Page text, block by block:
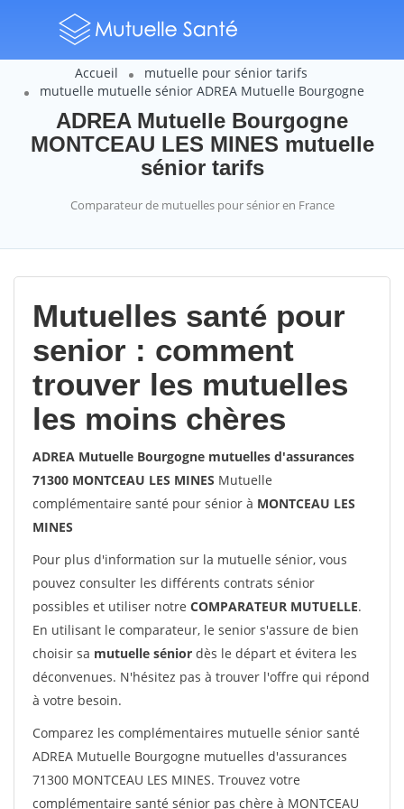
Accueil
mutuelle pour sénior tarifs
mutuelle mutuelle sénior ADREA Mutuelle Bourgogne
ADREA Mutuelle Bourgogne
MONTCEAU LES MINES mutuelle
sénior tarifs
Comparateur de mutuelles pour sénior en France
Mutuelles santé pour
senior : comment
trouver les mutuelles
les moins chères
ADREA Mutuelle Bourgogne mutuelles d'assurances
71300 MONTCEAU LES MINES Mutuelle
complémentaire santé pour sénior à MONTCEAU LES
MINES
Pour plus d'information sur la mutuelle sénior, vous
pouvez consulter les différents contrats sénior
possibles et utiliser notre COMPARATEUR MUTUELLE.
En utilisant le comparateur, le senior s'assure de bien
choisir sa mutuelle sénior dès le départ et évitera les
déconvenues. N'hésitez pas à trouver l'offre qui répond
à votre besoin.
Comparez les complémentaires mutuelle sénior santé
ADREA Mutuelle Bourgogne mutuelles d'assurances
71300 MONTCEAU LES MINES. Trouvez votre
complémentaire santé sénior pas chère à MONTCEAU